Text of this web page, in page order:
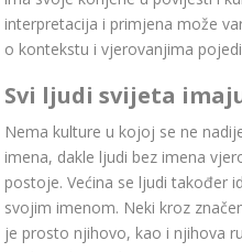
interpretacija i primjena može
o kontekstu i vjerovanjima
Svi ljudi svijeta
Nema kulture u kojoj se ne
imena, dakle ljudi bez imena
postoje. Većina se ljudi također
svojim imenom. Neki kroz
je prosto njihovo, kao i njihova